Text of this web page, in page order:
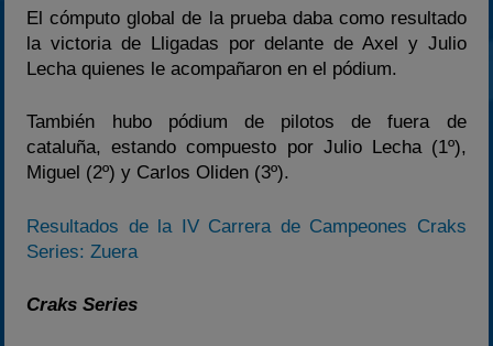
El cómputo global de la prueba daba como resultado
la victoria de Lligadas por delante de Axel y Julio
Lecha quienes le acompañaron en el pódium.
También hubo pódium de pilotos de fuera de
cataluña, estando compuesto por Julio Lecha (1º),
Miguel (2º) y Carlos Oliden (3º).
Resultados de la IV Carrera de Campeones Craks
Series: Zuera
Craks Series